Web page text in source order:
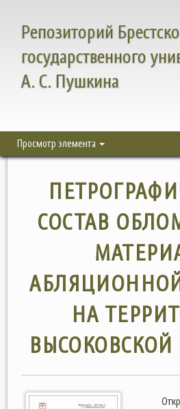
Репозиторий
государственного
А. С. Пушкина
Просмотр элемента
СОСТАВ
НА